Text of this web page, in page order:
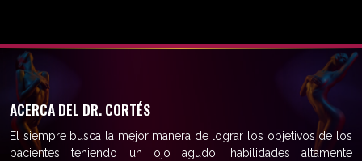
ACERCA DEL DR. CORTÉS
El siempre busca la mejor manera de lograr los objetivos de los
pacientes teniendo un ojo agudo, habilidades altamente